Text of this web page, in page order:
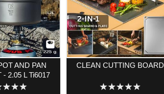
AND PAN
2.05 L Ti6017
CLEAN CUTTING BOARD